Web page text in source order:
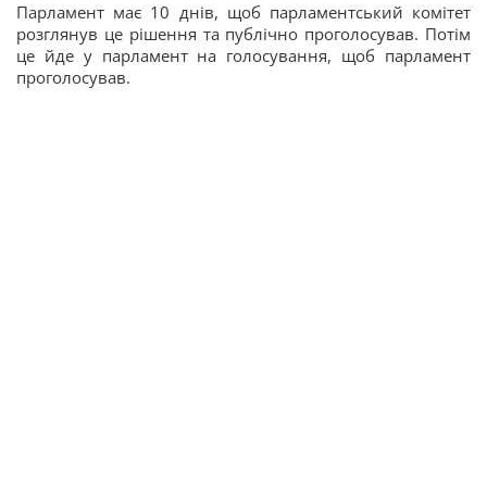
Парламент має 10 днів, щоб парламентський комітет
розглянув це рішення та публічно проголосував. Потім
це йде у парламент на голосування, щоб парламент
проголосував.